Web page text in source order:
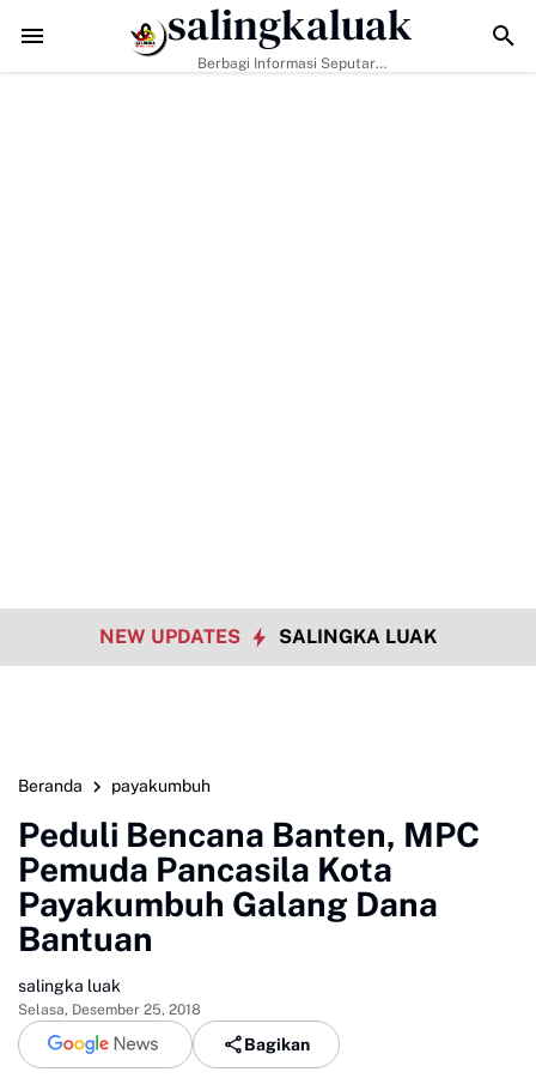
Ajak Masyarakat Perkuat Nilai Empat Pilar MPR RITMMD ke-129
salingkaluak
Berbagi Informasi Seputar
NEW UPDATES SALINGKA LUAK
Beranda payakumbuh
Peduli Bencana Banten, MPC
Pemuda Pancasila Kota
Payakumbuh Galang Dana
Bantuan
salingka luak
Selasa, Desember 25, 2018
Bagikan